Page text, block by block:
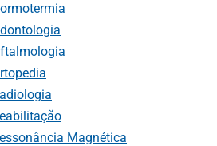
Magnética